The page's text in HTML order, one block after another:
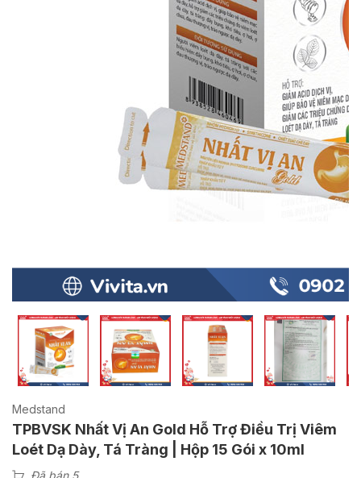
Medstand
TPBVSK Nhất Vị An Gold Hỗ Trợ Điều Trị Viêm
Loét Dạ Dày, Tá Tràng | Hộp 15 Gói x 10ml
Đã bán 5